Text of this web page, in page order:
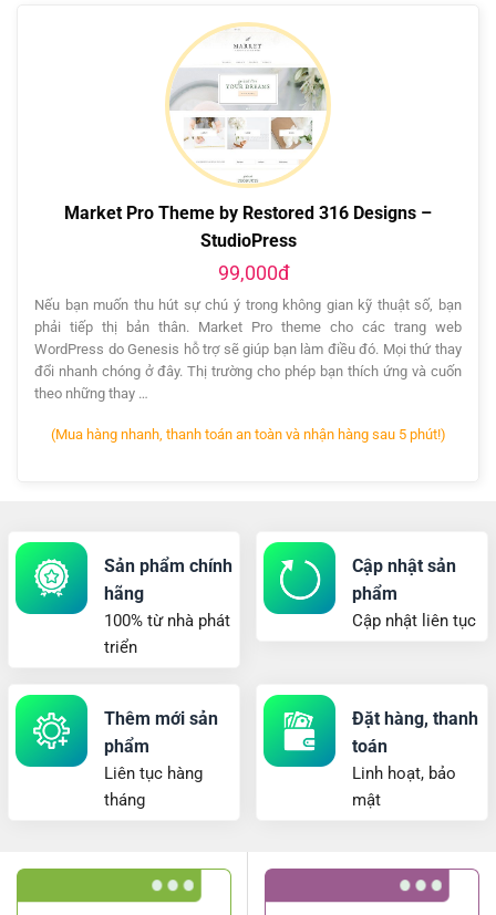
Market Pro Theme by Restored 316 Designs –
StudioPress
99,000đ
Nếu bạn muốn thu hút sự chú ý trong không gian kỹ thuật số, bạn
phải tiếp thị bản thân. Market Pro theme cho các trang web
WordPress do Genesis hỗ trợ sẽ giúp bạn làm điều đó. Mọi thứ thay
đổi nhanh chóng ở đây. Thị trường cho phép bạn thích ứng và cuốn
theo những thay …
(Mua hàng nhanh, thanh toán an toàn và nhận hàng sau 5 phút!)
Sản phẩm chính
hãng
100% từ nhà phát
triển
Cập nhật sản
phẩm
Cập nhật liên tục
Thêm mới sản
phẩm
Liên tục hàng
tháng
Đặt hàng, thanh
toán
Linh hoạt, bảo
mật